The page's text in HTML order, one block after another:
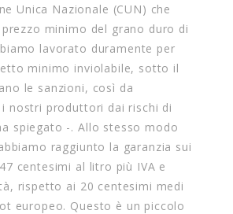
Unica Nazionale (CUN) che
minimo del grano duro di
lavorato duramente per
minimo inviolabile, sotto il
le sanzioni, così da
nostri produttori dai rischi di
spiegato -. Allo stesso modo
raggiunto la garanzia sui
centesimi al litro più IVA e
rispetto ai 20 centesimi medi
europeo. Questo è un piccolo